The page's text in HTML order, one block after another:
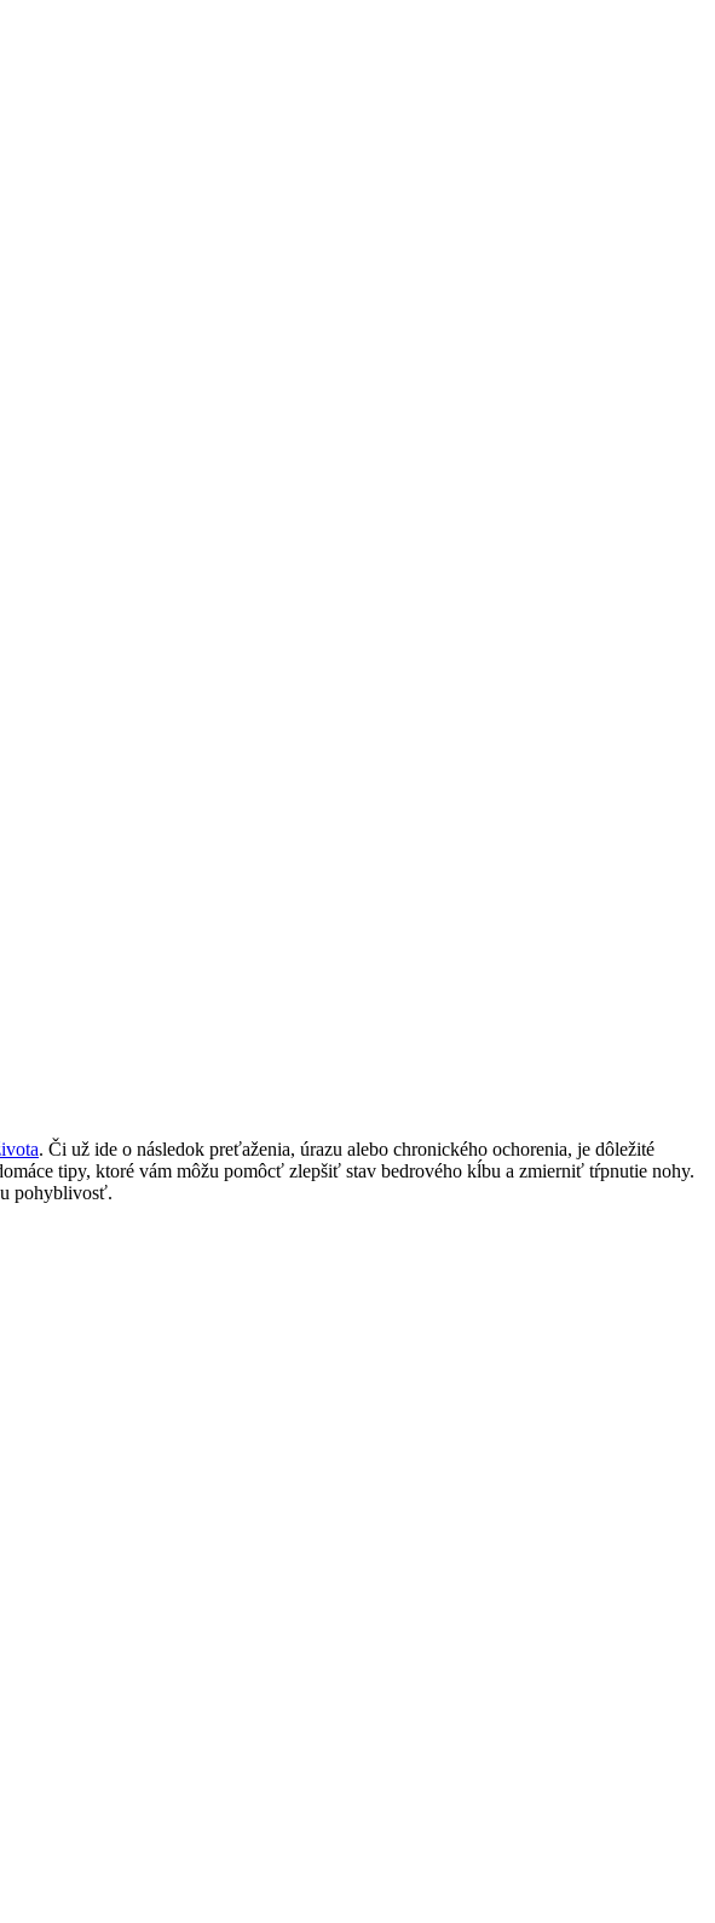
. Či už ide o následok preťaženia, úrazu alebo chronického ochorenia, je dôležité
tipy, ktoré vám môžu pomôcť zlepšiť stav bedrového kĺbu a zmierniť tŕpnutie nohy.
pohyblivosť.